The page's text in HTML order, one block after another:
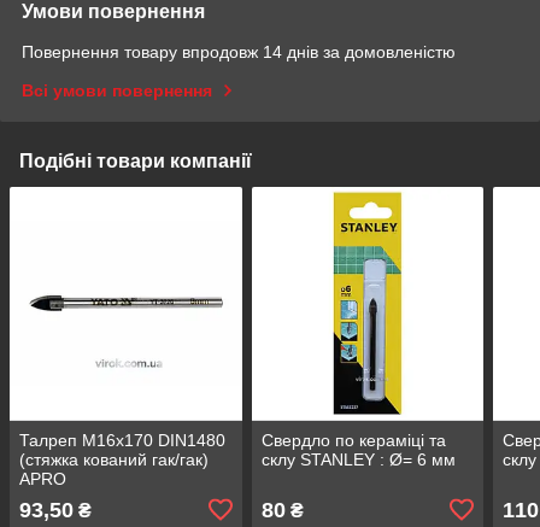
Умови повернення
Повернення товару впродовж 14 днів за домовленістю
Всі умови повернення
Подібні товари компанії
Талреп М16х170 DIN1480
(cтяжка кований гак/гак)
APRO
93,50 ₴
Свердло по кераміці та
склу STANLEY : Ø= 6 мм
80₴ 110